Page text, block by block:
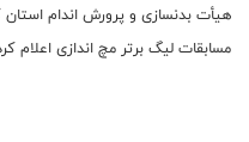
هیأت بدنسازی و پرورش اندام استان
مسابقات لیگ برتر مچ اندازی اعلام